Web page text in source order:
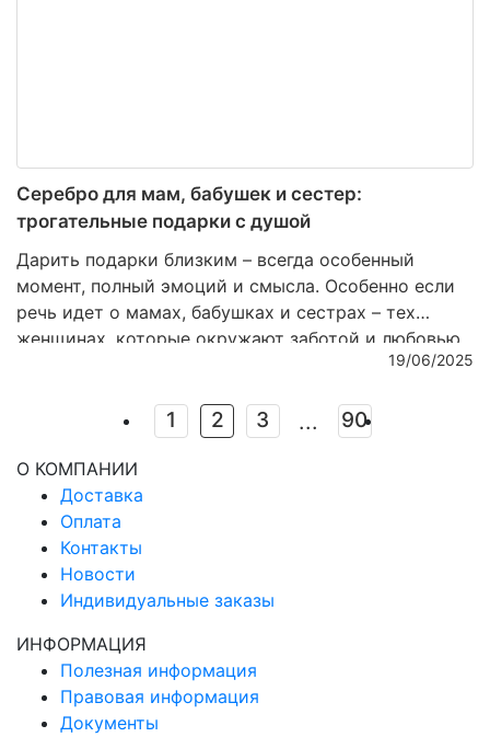
Серебро для мам, бабушек и сестер:
трогательные подарки с душой
Дарить подарки близким – всегда особенный
момент, полный эмоций и смысла. Особенно если
речь идет о мамах, бабушках и сестрах – тех
женщинах, которые окружают заботой и любовью,
поддерживают и вдохновляют. В такие моменты
внимания, а отражением теплого отношения,
нежности и признательности. Ведь для родных не
важна цена, им важны чувства. Серебро – один из
тех редких материалов, который способен
передать эти эмоции. Оно говорит без слов.
19/06/2025
1 2 3 ... 90
О КОМПАНИИ
Доставка
Оплата
Контакты
Новости
Индивидуальные заказы
ИНФОРМАЦИЯ
Полезная информация
Правовая информация
Документы